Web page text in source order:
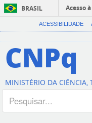
BRASIL
Acesso
ACESSIBILIDADE
CNPq
MINISTÉRIO DA CIÊNCIA,